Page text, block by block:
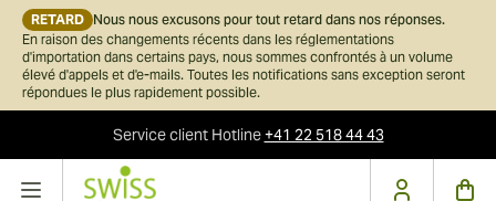
RETARD Nous nous excusons pour tout retard dans nos réponses.
En raison des changements récents dans les réglementations
d'importation dans certains pays, nous sommes confrontés à un volume
élevé d'appels et d'e-mails. Toutes les notifications sans exception seront
répondues le plus rapidement possible.
Service clientHotline+41 22 518 44 43
Skip to Content